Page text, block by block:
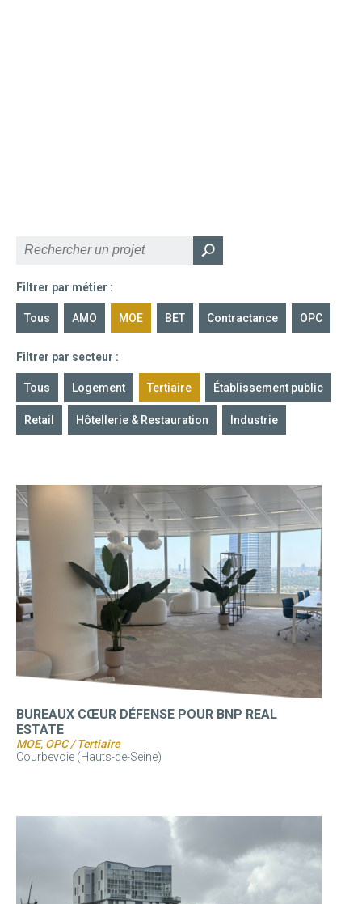
Filtrer par métier :
Tous AMO MOE BET Contractance OPC
Filtrer par secteur :
Tous Logement Tertiaire Établissement public
Retail Hôtellerie & Restauration Industrie
BUREAUX CŒUR DÉFENSE POUR BNP REAL
ESTATE
MOE, OPC / Tertiaire
Courbevoie (Hauts-de-Seine)